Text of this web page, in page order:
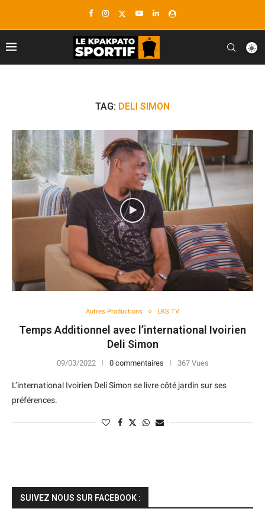
TAG: DELI SIMON
Autres Productions LKS TV
Temps Additionnel avec l’international Ivoirien
Deli Simon
09/03/2022 0 commentaires 367 Vues
L’international Ivoirien Deli Simon se livre côté jardin sur ses
préférences.
SUIVEZ NOUS SUR FACEBOOK :